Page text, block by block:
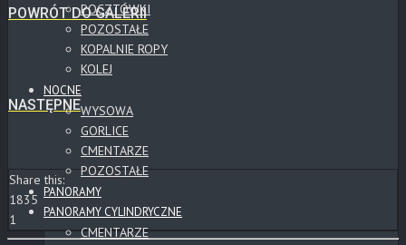
POCZTÓWKI
POZOSTAŁE
KOPALNIE ROPY
KOLEJ
NOCNE
WYSOWA
GORLICE
CMENTARZE
POZOSTAŁE
PANORAMY
PANORAMY CYLINDRYCZNE
CMENTARZE
POWRÓT DO GALERII
NASTĘPNE
Share this:
1835
1